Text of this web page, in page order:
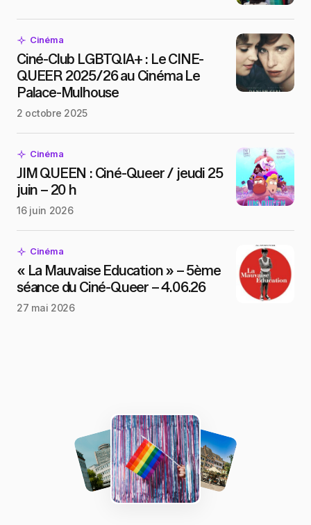
Cinéma
Ciné-Club LGBTQIA+ : Le CINE-
QUEER 2025/26 au Cinéma Le
Palace-Mulhouse
2 octobre 2025
Cinéma
JIM QUEEN : Ciné-Queer / jeudi 25
juin – 20 h
16 juin 2026
Cinéma
« La Mauvaise Education » – 5ème
séance du Ciné-Queer – 4.06.26
27 mai 2026